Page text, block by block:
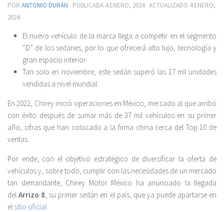
POR ANTONIO DURÁN · PUBLICADA 4 ENERO, 2024· ACTUALIZADO 4 ENERO,
2024
El nuevo vehículo de la marca llega a competir en el segmento
“D” de los sedanes, por lo que ofrecerá alto lujo, tecnología y
gran espacio interior.
Tan solo en noviembre, este sedán superó las 17 mil unidades
vendidas a nivel mundial.
En 2022, Chirey inició operaciones en México, mercado al que arribó
con éxito después de sumar más de 37 mil vehículos en su primer
año, cifras que han colocado a la firma china cerca del Top 10 de
ventas.
Por ende, con el objetivo estratégico de diversificar la oferta de
vehículos y, sobre todo, cumplir con las necesidades de un mercado
tan demandante, Chirey Motor México ha anunciado la llegada
delArrizo 8 , su primer sedán en el país, que ya puede apartarse en
el sitio oficial